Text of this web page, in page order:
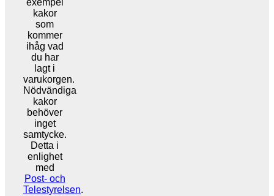
exempel
kakor
som
kommer
ihåg vad
du har
lagt i
varukorgen.
Nödvändiga
kakor
behöver
inget
samtycke.
Detta i
enlighet
med
Post- och
Telestyrelsen.